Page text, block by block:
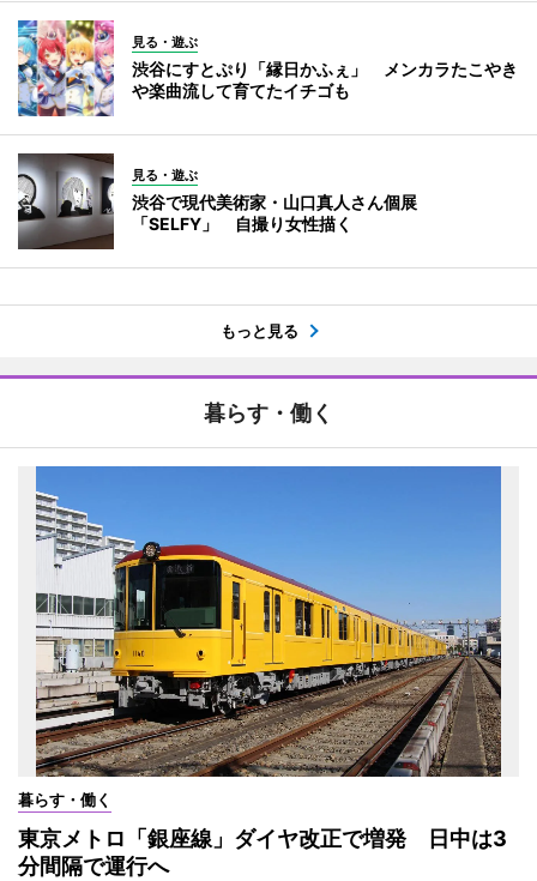
見る・遊ぶ
渋谷にすとぷり「縁日かふぇ」 メンカラたこやき
や楽曲流して育てたイチゴも
見る・遊ぶ
渋谷で現代美術家・山口真人さん個展
「SELFY」 自撮り女性描く
もっと見る
暮らす・働く
暮らす・働く
東京メトロ「銀座線」ダイヤ改正で増発 日中は3
分間隔で運行へ